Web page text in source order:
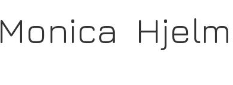
Monica